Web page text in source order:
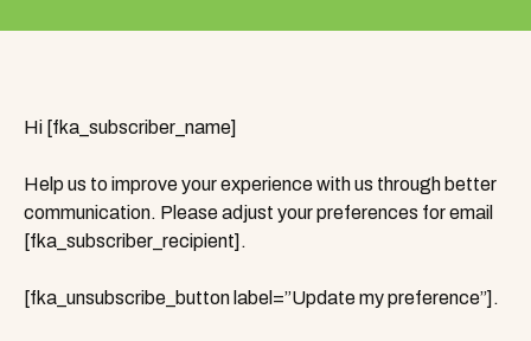
Hi [fka_subscriber_name]
Help us to improve your experience with us through better
communication. Please adjust your preferences for email
[fka_subscriber_recipient].
[fka_unsubscribe_button label=”Update my preference”].